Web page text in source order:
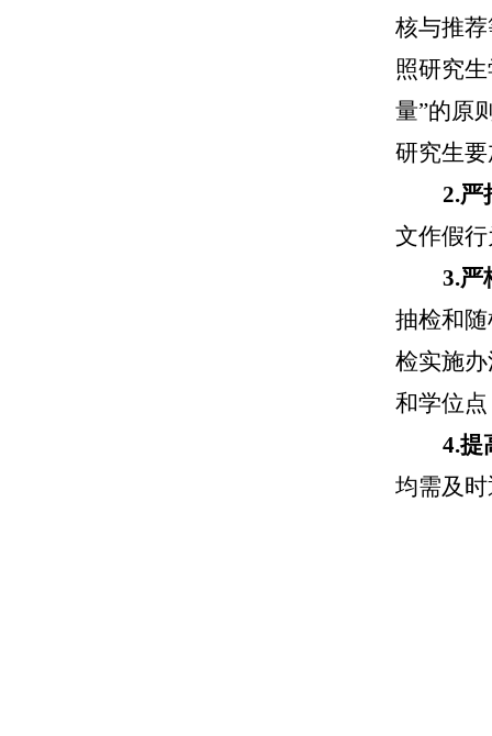
核与推
照研究
量”的原
研究生
2.严
文作假
3.严
抽检和
检实施
和学位
4.提
均需及